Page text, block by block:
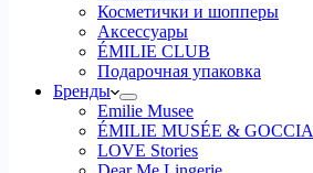
Косметички и шопперы
Аксессуары
ÉMILIE CLUB
Подарочная упаковка
Бренды
Emilie Musee
ÉMILIE MUSÉE & GOCCIA
LOVE Stories